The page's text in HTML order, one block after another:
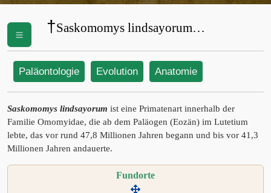
†Saskomomys lindsayorum
Paläontologie Evolution Anatomie
Saskomomys lindsayorum ist eine Primatenart innerhalb der
Familie Omomyidae, die ab dem Paläogen (Eozän) im Lutetium
lebte, das vor rund 47,8 Millionen Jahren begann und bis vor 41,3
Millionen Jahren andauerte.
Fundorte